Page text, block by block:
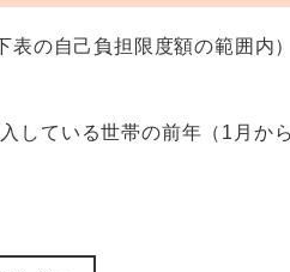
表の自己負担限度額の範囲内
ている世帯の前年（1月か